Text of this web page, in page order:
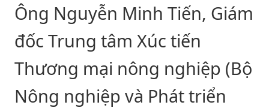
Ông Nguyễn Minh Tiến, Giám
đốc Trung tâm Xúc tiến
Thương mại nông nghiệp (Bộ
Nông nghiệp và Phát triển